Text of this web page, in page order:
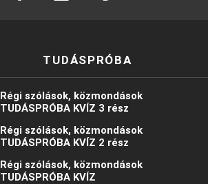
TUDÁSPRÓBA
Régi szólások, közmondások
TUDÁSPRÓBA KVÍZ 3 rész
Régi szólások, közmondások
TUDÁSPRÓBA KVÍZ 2 rész
Régi szólások, közmondások
TUDÁSPRÓBA KVÍZ